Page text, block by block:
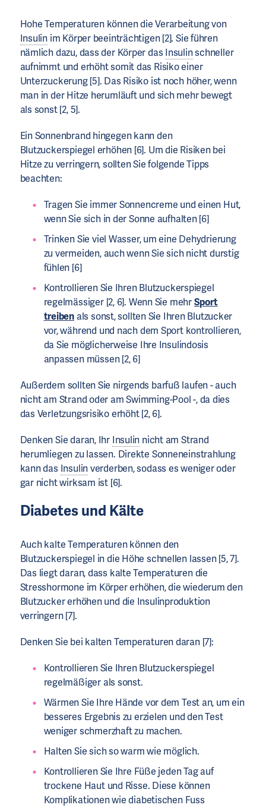
Hohe Temperaturen können die Verarbeitung von
Insulin im Körper beeinträchtigen [2]. Sie führen
nämlich dazu, dass der Körper das Insulinschneller
aufnimmt und erhöht somit das Risiko einer
Unterzuckerung [5]. Das Risiko ist noch höher, wenn
man in der Hitze herumläuft und sich mehr bewegt
als sonst [2, 5].
Ein Sonnenbrand hingegen kann den
Blutzuckerspiegel erhöhen [6]. Um die Risiken bei
Hitze zu verringern, sollten Sie folgende Tipps
beachten:
Tragen Sie immer Sonnencreme und einen Hut,
wenn Sie sich in der Sonne aufhalten [6]
Trinken Sie viel Wasser, um eine Dehydrierung
zu vermeiden, auch wenn Sie sich nicht durstig
fühlen [6]
Kontrollieren Sie Ihren Blutzuckerspiegel
regelmässiger [2, 6]. Wenn Sie mehrSport
treiben als sonst, sollten Sie Ihren Blutzucker
vor, während und nach dem Sport kontrollieren,
da Sie möglicherweise Ihre Insulindosis
anpassen müssen [2, 6]
Außerdem sollten Sie nirgends barfuß laufen - auch
nicht am Strand oder am Swimming-Pool -, da dies
das Verletzungsrisiko erhöht [2, 6].
Denken Sie daran, Ihr Insulin nicht am Strand
herumliegen zu lassen. Direkte Sonneneinstrahlung
kann das Insulinverderben, sodass es weniger oder
gar nicht wirksam ist [6].
Diabetes und Kälte
Auch kalte Temperaturen können den
Blutzuckerspiegel in die Höhe schnellen lassen [5, 7].
Das liegt daran, dass kalte Temperaturen die
Stresshormone im Körper erhöhen, die wiederum den
Blutzucker erhöhen und die Insulinproduktion
verringern [7].
Denken Sie bei kalten Temperaturen daran [7]:
Kontrollieren Sie Ihren Blutzuckerspiegel
regelmäßiger als sonst.
Wärmen Sie Ihre Hände vor dem Test an, um ein
besseres Ergebnis zu erzielen und den Test
weniger schmerzhaft zu machen.
Halten Sie sich so warm wie möglich.
Kontrollieren Sie Ihre Füße jeden Tag auf
trockene Haut und Risse. Diese können
Komplikationen wie diabetischen Fuss